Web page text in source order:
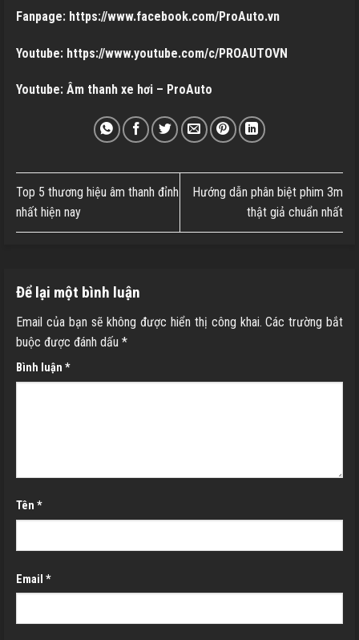
Fanpage: https://www.facebook.com/ProAuto.vn
Youtube: https://www.youtube.com/c/PROAUTOVN
Youtube: Âm thanh xe hơi – ProAuto
Top 5 thương hiệu âm thanh đỉnh
nhất hiện nay
Hướng dẫn phân biệt phim 3m
thật giả chuẩn nhất
Để lại một bình luận
Email của bạn sẽ không được hiển thị công khai. Các trường bắt
buộc được đánh dấu *
Bình luận *
Tên *
Email *